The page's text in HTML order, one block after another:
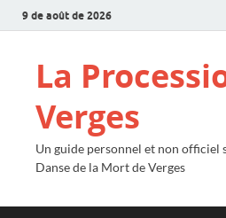
9 de août de 2026
La
Verges
Un guide personnel et non officiel
Danse de la Mort de Verges